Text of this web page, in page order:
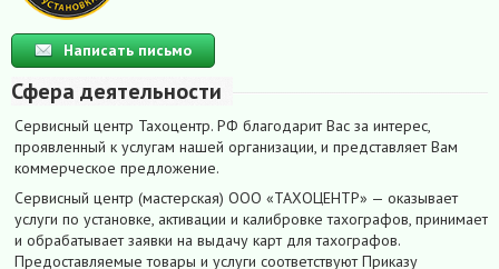
Написать письмо
Сфера деятельности
Сервисный центр Тахоцентр. РФ благодарит Вас за интерес,
проявленный к услугам нашей организации, и представляет Вам
коммерческое предложение.
Сервисный центр (мастерская) ООО «ТАХОЦЕНТР» — оказывает
услуги по установке, активации и калибровке тахографов, принимает
и обрабатывает заявки на выдачу карт для тахографов.
Предоставляемые товары и услуги соответствуют Приказу